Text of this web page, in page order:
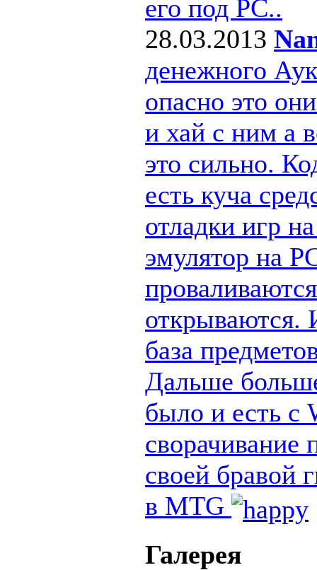
его под РС..
28.03.2013
денежного
опасно это
и хай с ним а
это сильно.
есть куча
отладки игр
эмулятор на
открываются.
база
Дальше
было и есть с
сворачивание
своей бравой
в MTG
Галерея